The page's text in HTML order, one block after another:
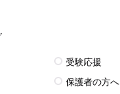
受験応援
保護者の方へ